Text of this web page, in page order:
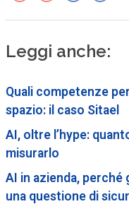
Leggi anche:
Quali competenze
spazio: il caso Sitael
AI, oltre l’hype:
misurarlo
AI in azienda,
una questione di